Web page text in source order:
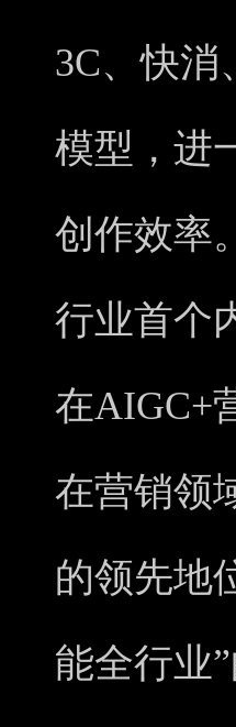
3C、快消
模型，进
创作效率
行业首个
在AIGC+
在营销领
的领先地
能全行业